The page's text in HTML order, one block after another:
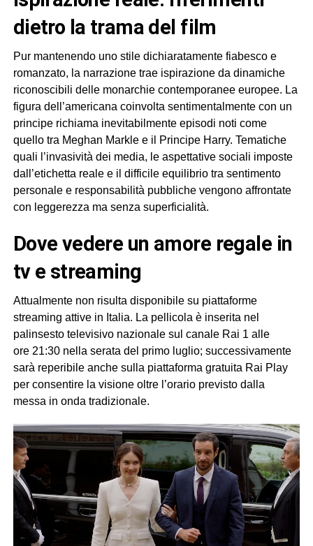
dietro la trama del film
Pur mantenendo uno stile dichiaratamente fiabesco e
romanzato, la narrazione trae ispirazione da dinamiche
riconoscibili delle monarchie contemporanee europee. La
figura dell’americana coinvolta sentimentalmente con un
principe richiama inevitabilmente episodi noti come
quello tra Meghan Markle e il Principe Harry. Tematiche
quali l’invasività dei media, le aspettative sociali imposte
dall’etichetta reale e il difficile equilibrio tra sentimento
personale e responsabilità pubbliche vengono affrontate
con leggerezza ma senza superficialità.
dove vedere un amore regale in
tv e streaming
Attualmente non risulta disponibile su piattaforme
streaming attive in Italia. La pellicola è inserita nel
palinsesto televisivo nazionale sul canale Rai 1 alle
ore 21:30 nella serata del primo luglio; successivamente
sarà reperibile anche sulla piattaforma gratuita Rai Play
per consentire la visione oltre l’orario previsto dalla
messa in onda tradizionale.